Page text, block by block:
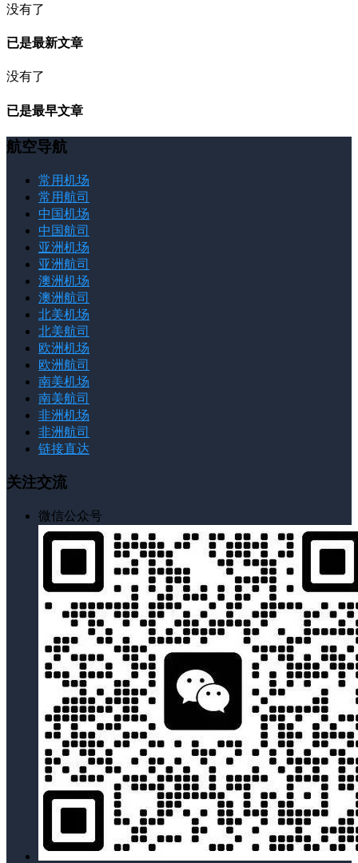
没有了
已是最新文章
没有了
已是最早文章
航空导航
常用机场
常用航司
中国机场
中国航司
亚洲机场
亚洲航司
澳洲机场
澳洲航司
北美机场
北美航司
欧洲机场
欧洲航司
南美机场
南美航司
非洲机场
非洲航司
链接直达
关注交流
微信公众号